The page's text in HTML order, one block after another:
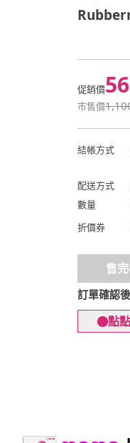
促銷價
市售價
結帳方式
配送方式
數量
折價券
售
訂單確認
點